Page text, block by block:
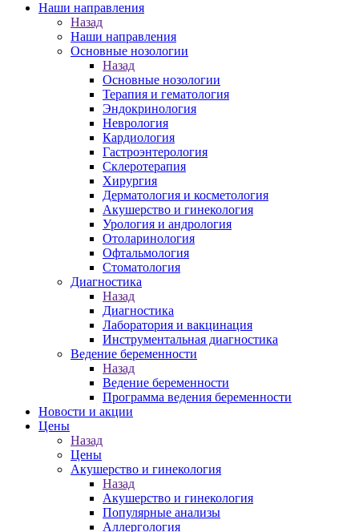
Наши направления
Назад
Наши направления
Основные нозологии
Назад
Основные нозологии
Терапия и гематология
Эндокринология
Неврология
Кардиология
Гастроэнтерология
Склеротерапия
Хирургия
Дерматология и косметология
Акушерство и гинекология
Урология и андрология
Отоларинология
Офтальмология
Стоматология
Диагностика
Назад
Диагностика
Лаборатория и вакцинация
Инструментальная диагностика
Ведение беременности
Назад
Ведение беременности
Программа ведения беременности
Новости и акции
Цены
Назад
Цены
Акушерство и гинекология
Назад
Акушерство и гинекология
Популярные анализы
Аллергология